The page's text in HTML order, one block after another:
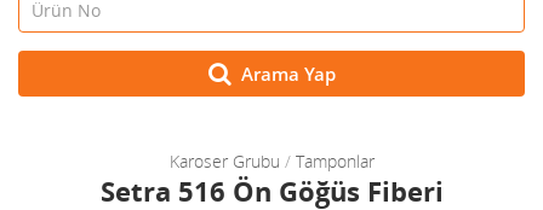
Arama Yap
Karoser Grubu / Tamponlar
Setra 516 Ön Göğüs Fiberi